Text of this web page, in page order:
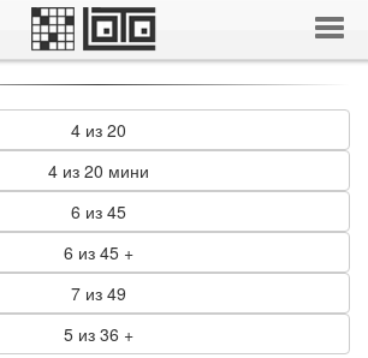
4 из 20
4 из 20 мини
6 из 45
6 из 45 +
7 из 49
5 из 36 +